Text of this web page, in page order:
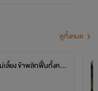
ดูทั้งหมด
เลี้ยง ข้าพลิกฟื้นทั้งคร
บ+ตอนพิเศษ)